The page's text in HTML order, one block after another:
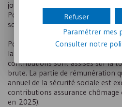
journalier de la sécurité sociale
Pour les rémunérations
sont calculées sur le salaire réel.
Pour ce qui est de la contribution
la cotisation au régime de garantie
contributions sont assises sur la
brute. La partie de rémunération
annuel de la sécurité sociale est
contributions assurance chômage
en 2025).
Refuser
Paramétrer mes
Consulter notre